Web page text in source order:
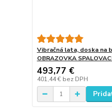
Vibračná lata, doska na
OBRAZOVKA
493,77 €
401,44 € bez DPH